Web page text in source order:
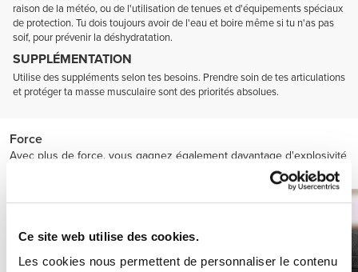
Ce site web utilise des cookies.
Les cookies nous permettent de personnaliser le contenu
raison de la météo, ou de l'utilisation de tenues et d'équipements spéciaux
de protection. Tu dois toujours avoir de l'eau et boire même si tu n'as pas
soif, pour prévenir la déshydratation.
SUPPLÉMENTATION
Utilise des suppléments selon tes besoins. Prendre soin de tes articulations
et protéger ta masse musculaire sont des priorités absolues.
Force
Avec plus de force, vous gagnez également davantage d'explosivité